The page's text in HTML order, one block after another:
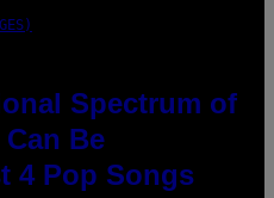
Spectrum of
Be
4 Pop Songs